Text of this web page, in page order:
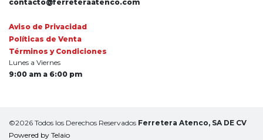
contacto@ferreteraatenco.com
Aviso de Privacidad
Políticas de Venta
Términos y Condiciones
Lunes a Viernes
9:00 am a 6:00 pm
©2026 Todos los Derechos Reservados Ferretera Atenco, SA DE CV
Powered by Telaio